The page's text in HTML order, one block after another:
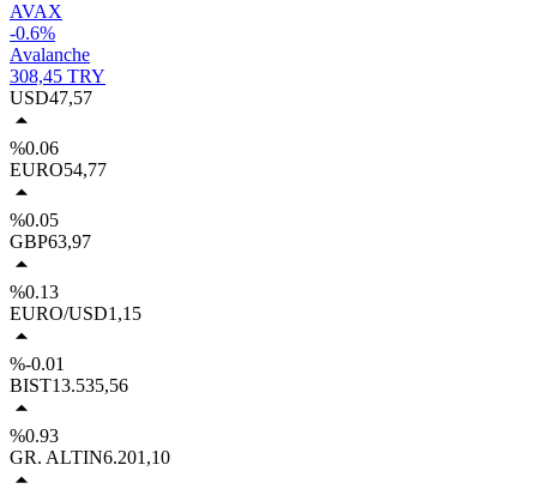
AVAX
-0.6%
Avalanche
308,45 TRY
USD47,57
%0.06
EURO54,77
%0.05
GBP63,97
%0.13
EURO/USD1,15
%-0.01
BIST13.535,56
%0.93
GR. ALTIN6.201,10